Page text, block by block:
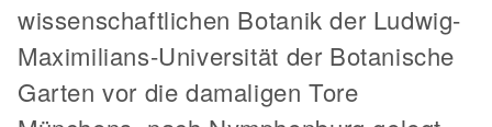
wissenschaftlichen Botanik der Ludwig-
Maximilians-Universität der Botanische
Garten vor die damaligen Tore